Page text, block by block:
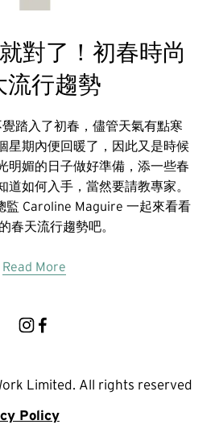
對了！初春時尚
流行趨勢
踏入了初春，儘管天氣有點寒
星期內便回暖了，因此又是時候
明媚的日子做好準備，添一些春
道如何入手，當然要請教專家。
監 Caroline Maguire 一起來看看
春天流行趨勢吧。
Read More
Limited. All rights reserved
Policy